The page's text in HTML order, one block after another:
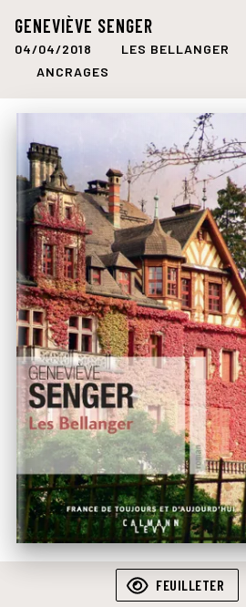
GENEVIÈVE SENGER
04/04/2018 LES BELLANGER
ANCRAGES
FEUILLETER